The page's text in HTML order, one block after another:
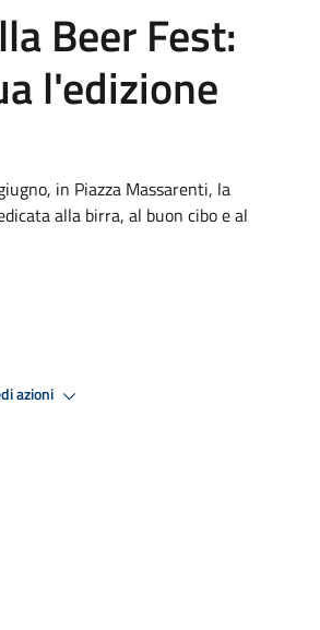
Beer Fest:
l'edizione
in Piazza Massarenti, la
alla birra, al buon cibo e al
azioni